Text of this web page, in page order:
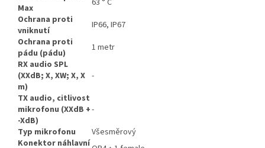
Max
63 ° C
Ochrana proti
vniknutí
IP66, IP67
Ochrana proti
pádu (pádu)
1 metr
RX audio SPL
(XXdB; X, XW; X, X
m)
-
TX audio, citlivost
mikrofonu (XXdB +
-XdB)
-
Typ mikrofonu
Všesměrový
Konektor náhlavní